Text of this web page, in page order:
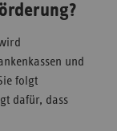
und
folgt
dafür, dass